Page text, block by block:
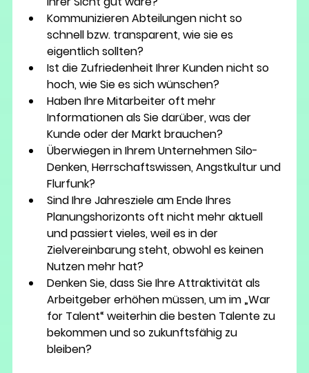
Kommunizieren Abteilungen nicht so
schnell bzw. transparent, wie sie es
eigentlich sollten?
Ist die Zufriedenheit Ihrer Kunden nicht so
hoch, wie Sie es sich wünschen?
Haben Ihre Mitarbeiter oft mehr
Informationen als Sie darüber, was der
Kunde oder der Markt brauchen?
Überwiegen in Ihrem Unternehmen Silo-
Denken, Herrschaftswissen, Angstkultur und
Flurfunk?
Sind Ihre Jahresziele am Ende Ihres
Planungshorizonts oft nicht mehr aktuell
und passiert vieles, weil es in der
Zielvereinbarung steht, obwohl es keinen
Nutzen mehr hat?
Denken Sie, dass Sie Ihre Attraktivität als
Arbeitgeber erhöhen müssen, um im „War
for Talent“ weiterhin die besten Talente zu
bekommen und so zukunftsfähig zu
bleiben?